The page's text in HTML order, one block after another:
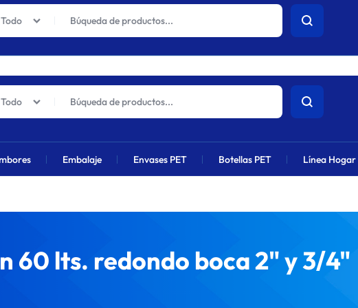
sufrirán un aumento global próximamente debido al alza en combustibles.
Todo
Embalaje Envases PET Botellas PET Línea Hogar
Todo
60 lts. redondo boca 2" y 3/4"